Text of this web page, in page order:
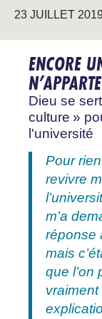
23 JUILLET
ENCORE
Dieu se
culture »
l'université
Pour
revivre
m’a
réponse
mais
que l’on
vraiment